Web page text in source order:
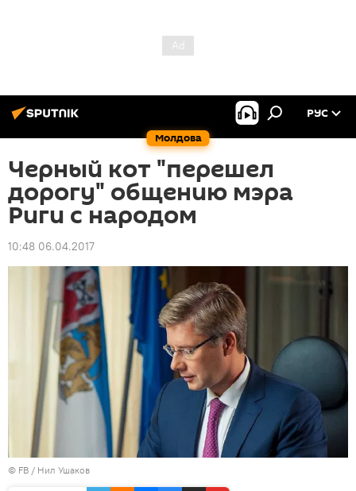
Молдова
РУС
Черный кот "перешел
дорогу" общению мэра
Риги с народом
10:48 06.04.2017
© FB / Нил Ушаков